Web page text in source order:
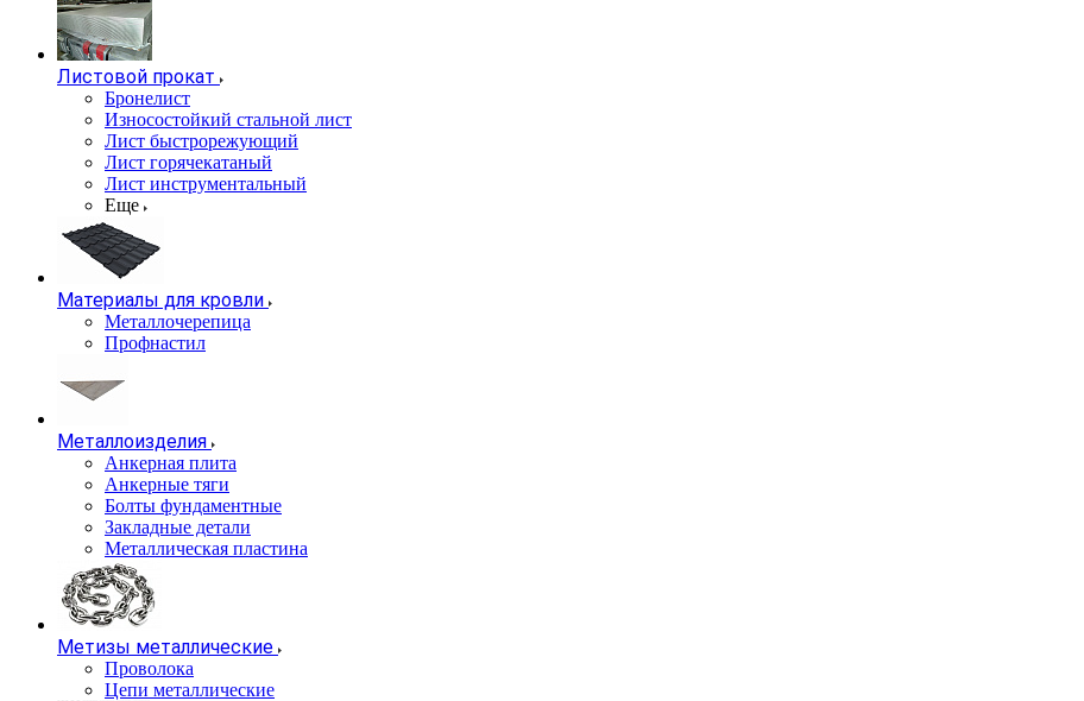
Листовой прокат
Бронелист
Износостойкий стальной лист
Лист быстрорежующий
Лист горячекатаный
Лист инструментальный
Еще
Материалы для кровли
Металлочерепица
Профнастил
Металлоизделия
Анкерная плита
Анкерные тяги
Болты фундаментные
Закладные детали
Металлическая пластина
Метизы металлические
Проволока
Цепи металлические